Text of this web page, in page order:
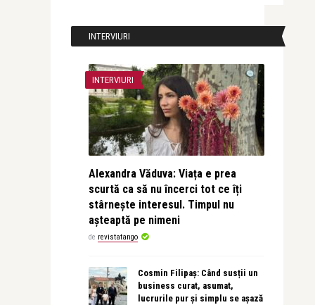
INTERVIURI
INTERVIURI
Alexandra Văduva: Viața e prea
scurtă ca să nu încerci tot ce îți
stârnește interesul. Timpul nu
așteaptă pe nimeni
de revistatango
Cosmin Filipaș: Când susții un
business curat, asumat,
lucrurile pur și simplu se așază